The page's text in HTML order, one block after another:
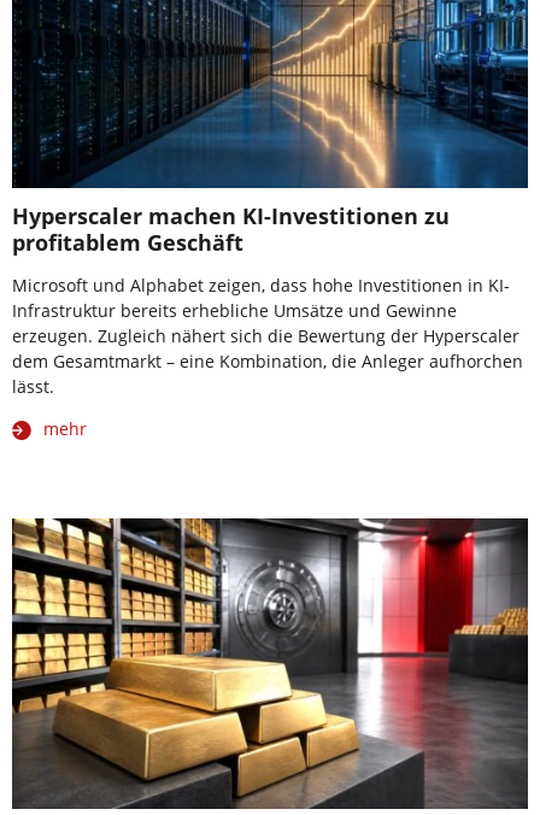
Hyperscaler machen KI-Investitionen zu
profitablem Geschäft
Microsoft und Alphabet zeigen, dass hohe Investitionen in KI-
Infrastruktur bereits erhebliche Umsätze und Gewinne
erzeugen. Zugleich nähert sich die Bewertung der Hyperscaler
dem Gesamtmarkt – eine Kombination, die Anleger aufhorchen
lässt.
mehr